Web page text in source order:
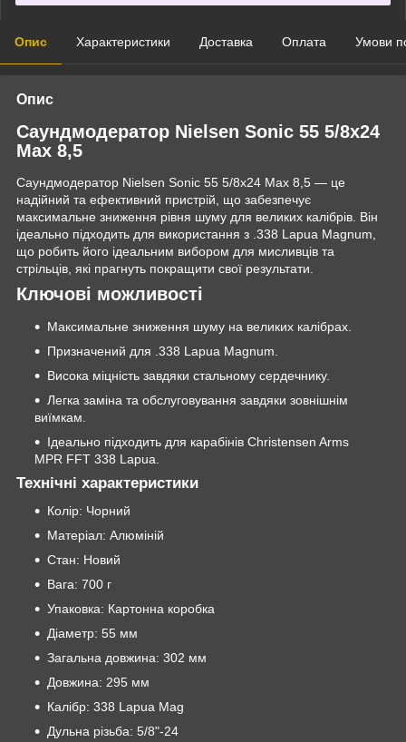
Опис Характеристики Доставка Оплата Умови
Опис
Саундмодератор Nielsen Sonic 55 5/8x24
Max 8,5
Саундмодератор Nielsen Sonic 55 5/8x24 Max 8,5 — це
надійний та ефективний пристрій, що забезпечує
максимальне зниження рівня шуму для великих калібрів. Він
ідеально підходить для використання з .338 Lapua Magnum,
що робить його ідеальним вибором для мисливців та
стрільців, які прагнуть покращити свої результати.
Ключові можливості
Максимальне зниження шуму на великих калібрах.
Призначений для .338 Lapua Magnum.
Висока міцність завдяки стальному сердечнику.
Легка заміна та обслуговування завдяки зовнішнім
виїмкам.
Ідеально підходить для карабінів Christensen Arms
MPR FFT 338 Lapua.
Технічні характеристики
Колір: Чорний
Матеріал: Алюміній
Стан: Новий
Вага: 700 г
Упаковка: Картонна коробка
Діаметр: 55 мм
Загальна довжина: 302 мм
Довжина: 295 мм
Калібр: 338 Lapua Mag
Дульна різьба: 5/8"-24